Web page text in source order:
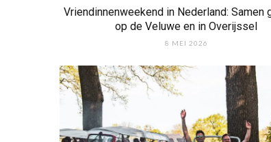
Vriendinnenweekend in Nederland: Samen
op de Veluwe en in Overijssel
8 MEI 2026